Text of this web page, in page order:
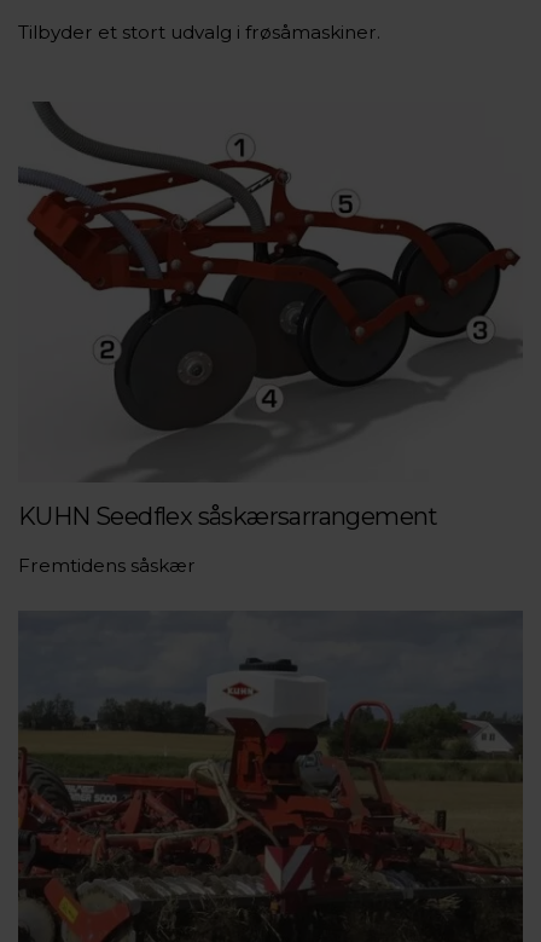
Tilbyder et stort udvalg i frøsåmaskiner.
KUHN Seedflex såskærsarrangement
Fremtidens såskær